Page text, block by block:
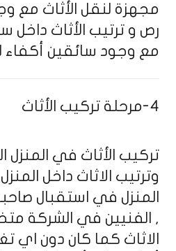
مجهزة لنقل الأثاث مع
رص و ترتيب الأثاث داخل
مع وجود سائقين أكفاء
4-مرحلة تركيب الأثاث
تركيب الأثاث في
وترتيب الاثاث داخل
المنزل في استقبال
, الفنيين في الشركة
الاثاث كما كان دون اي